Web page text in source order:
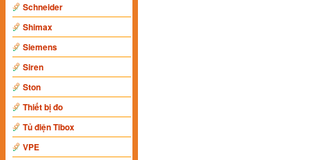
Schneider
Shimax
Siemens
Siren
Ston
Thiết bị đo
Tủ điện Tibox
VPE